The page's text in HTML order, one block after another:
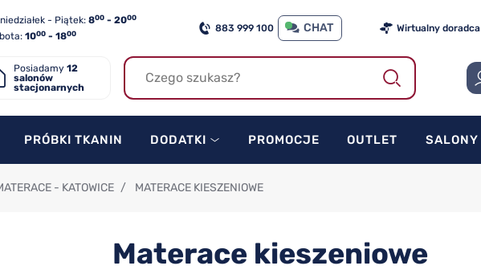
- Piątek: 800 - 2000
1000 - 1800 883 999 100 CHAT Wirtualny doradca
Posiadamy 12
salonów
stacjonarnych
PRÓBKI TKANIN DODATKI PROMOCJE OUTLET SALONY
- KATOWICE / MATERACE KIESZENIOWE
Materace kieszeniowe